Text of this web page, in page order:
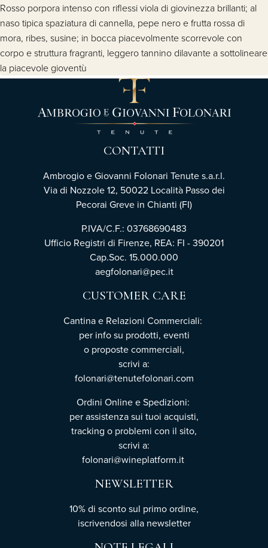
Rosso porpora intenso con riflessi viola di giovinezza brillanti; al
naso tipica spaziatura di cannella, pepe nero e frutta rossa di
mora, ribes, susine; in bocca piacevolmente scorrevole con
corpo e struttura fragranti, leggero tannino dilavante a sottolineare
la piacevole gioventù
CONTATTI
Ambrogio e Giovanni Folonari Tenute s.a.r.l.
Via di Nozzole 12, 50022 Località Passo dei
Pecorai Greve in Chianti (FI)
P.IVA/C.F.: 03768690483
Ufficio Registri di Firenze, REA: FI - 390201
Cap.Soc. 15.000.000
aegfolonari@pec.it
CUSTOMER CARE
Cantina e Relazioni Commerciali:
per info su prodotti, eventi
o proposte commerciali,
scrivi a:
folonari@tenutefolonari.com
Ordini Online e Spedizioni:
per assistenza sui tuoi acquisti,
tracking o problemi con il sito,
scrivi a:
folonari@wineplatform.it
NEWSLETTER
10% di sconto sul primo ordine,
iscrivendosi alla newsletter